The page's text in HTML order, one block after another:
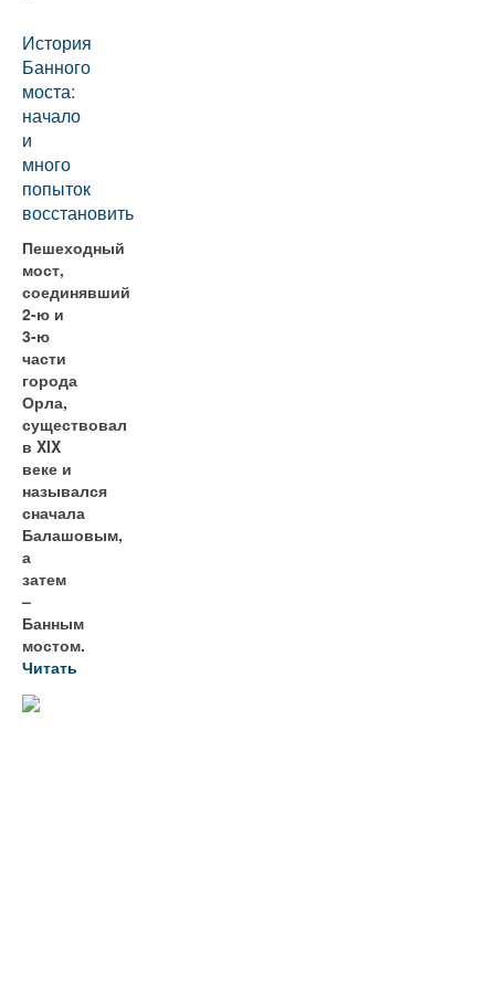
История
Банного
моста:
начало
и
много
попыток
восстановить
Пешеходный
мост,
соединявший
2-ю и
3-ю
части
города
Орла,
существовал
в XIX
веке и
назывался
сначала
Балашовым,
а
затем
–
Банным
мостом.
Читать